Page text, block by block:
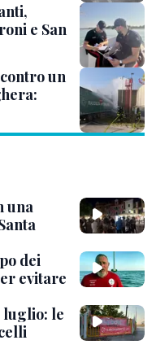
e San
un
una
dei
evitare
luglio: le